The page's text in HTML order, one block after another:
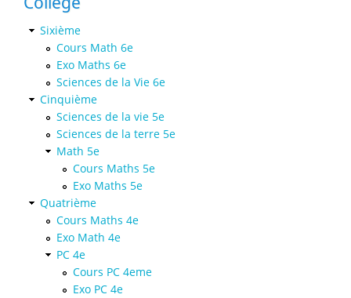
Sixième
Cours Math 6e
Exo Maths 6e
Sciences de la Vie 6e
Cinquième
Sciences de la vie 5e
Sciences de la terre 5e
Math 5e
Cours Maths 5e
Exo Maths 5e
Quatrième
Cours Maths 4e
Exo Math 4e
PC 4e
Cours PC 4eme
Exo PC 4e